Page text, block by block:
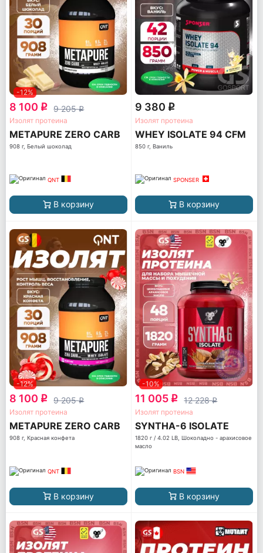
-12%
8 100 q 9 205q
Изолят протеина
METAPURE ZERO CARB
908 г, Белый шоколад
QNT
В корзину
9 380 q
Изолят протеина
WHEY ISOLATE 94 CFM
850 г, Ваниль
SPONSER
В корзину
-12%
8 100 q 9 205q
Изолят протеина
METAPURE ZERO CARB
908 г, Красная конфета
QNT
В корзину
-10%
11 005 q 12 228q
Изолят протеина
SYNTHA-6 ISOLATE
1820 г / 4.02 LB, Шоколадно - арахисовое
масло
BSN
В корзину